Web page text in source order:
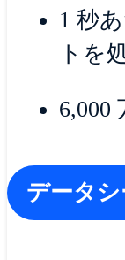
1 秒
トを
6,000
データ